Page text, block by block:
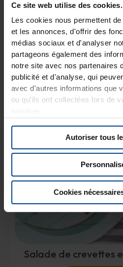
Ce site web utilise des cookies.
Les cookies nous permettent
et les annonces, d'offrir des
médias sociaux et d'analyser
partageons également des
notre site avec nos partenaires
publicité et d'analyse, qui
avec d'autres informations que
ou qu'ils ont collectées lors de
Autoriser tous
Cookies
sbucciate il cetriolo, togliete i semi
piccoli pezzi. Tritate finemente le
serve potete aiutarvi con un
mescolate il bulgur con i pomodori,
cubetti, l’uva passa, i semi di
cipollotto. Condite con abbondante
limone. Aggiustare di sale,
Vous pourriez
Salade de crevettes